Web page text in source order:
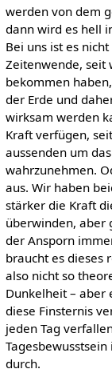
werden von dem
dann wird es hell
Bei uns ist es
Zeitenwende, seit
bekommen
der Erde und
wirksam werden
Kraft verfügen,
aussenden um
wahrzunehmen.
aus. Wir haben
stärker die Kraft
überwinden, aber
der Ansporn
braucht es dieses
also nicht so
Dunkelheit – aber
diese Finsternis
jeden Tag
durch.